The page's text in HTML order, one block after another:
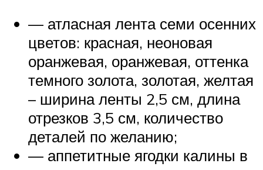
— атласная лента семи осенних
цветов: красная, неоновая
оранжевая, оранжевая, оттенка
темного золота, золотая, желтая
– ширина ленты 2,5 см, длина
отрезков 3,5 см, количество
деталей по желанию;
— аппетитные ягодки калины в